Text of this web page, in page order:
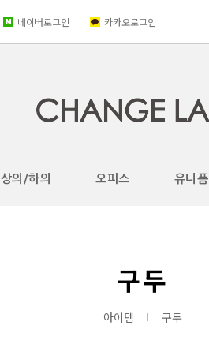
네이버로그인 카카오로그인
상의/하의 오피스 유니폼
구두
아이템 구두